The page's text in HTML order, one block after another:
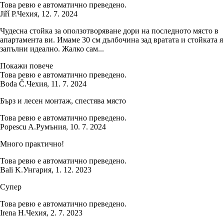
Това ревю е автоматично преведено.
Jiří P.Чехия, 12. 7. 2024
Чудесна стойка за оползотворяване дори на последното място в
апартамента ви. Имаме 30 см дълбочина зад вратата и стойката я
запълни идеално. Жалко сам...
Покажи повече
Това ревю е автоматично преведено.
Boda Č.Чехия, 11. 7. 2024
Бърз и лесен монтаж, спестява място
Това ревю е автоматично преведено.
Popescu A.Румъния, 10. 7. 2024
Много практично!
Това ревю е автоматично преведено.
Bali K.Унгария, 1. 12. 2023
Супер
Това ревю е автоматично преведено.
Irena H.Чехия, 2. 7. 2023